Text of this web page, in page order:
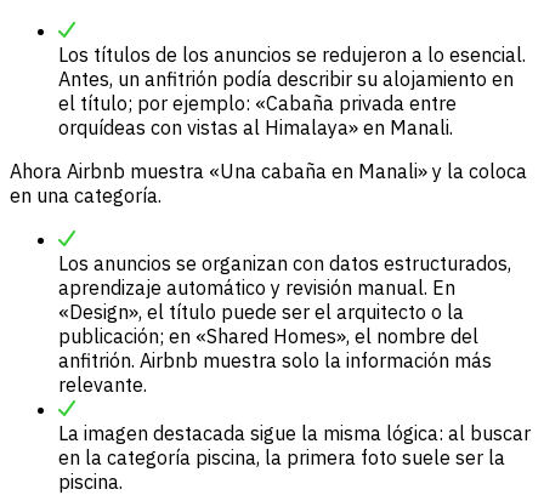
Los títulos de los anuncios se redujeron a lo esencial.
Antes, un anfitrión podía describir su alojamiento en
el título; por ejemplo: «Cabaña privada entre
orquídeas con vistas al Himalaya» en Manali.
Ahora Airbnb muestra «Una cabaña en Manali» y la coloca
en una categoría.
Los anuncios se organizan con datos estructurados,
aprendizaje automático y revisión manual. En
«Design», el título puede ser el arquitecto o la
publicación; en «Shared Homes», el nombre del
anfitrión. Airbnb muestra solo la información más
relevante.
La imagen destacada sigue la misma lógica: al buscar
en la categoría piscina, la primera foto suele ser la
piscina.